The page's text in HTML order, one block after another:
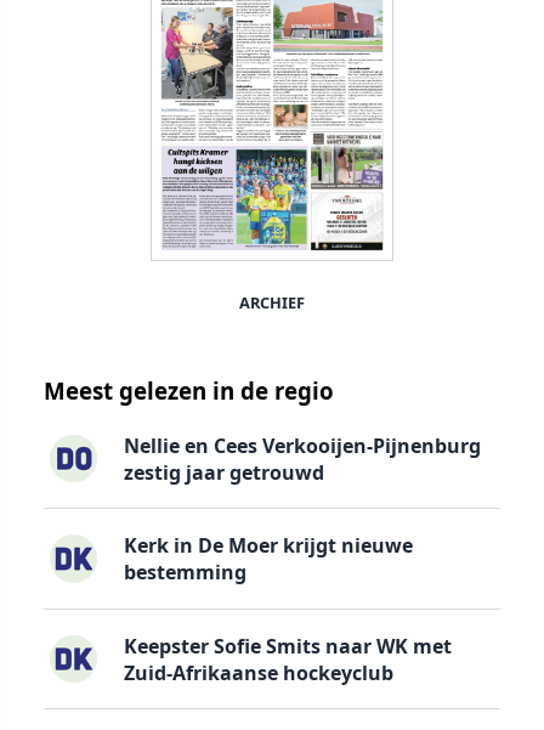
ARCHIEF
Meest gelezen in de regio
Nellie en Cees Verkooijen-Pijnenburg
zestig jaar getrouwd
Kerk in De Moer krijgt nieuwe
bestemming
Keepster Sofie Smits naar WK met
Zuid-Afrikaanse hockeyclub